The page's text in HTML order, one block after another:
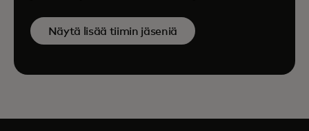
Näytä lisää tiimin jäseniä